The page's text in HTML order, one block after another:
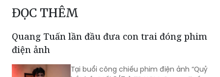
Dự án điện ảnh “mạo hiểm” của Huỳnh Lập
ĐỌC THÊM
Quang Tuấn lần đầu đưa con trai đóng phim